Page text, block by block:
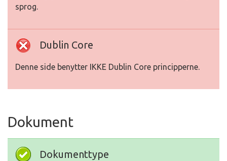
sprog.
Dublin Core
Denne side benytter IKKE Dublin Core principperne.
Dokument
Dokumenttype